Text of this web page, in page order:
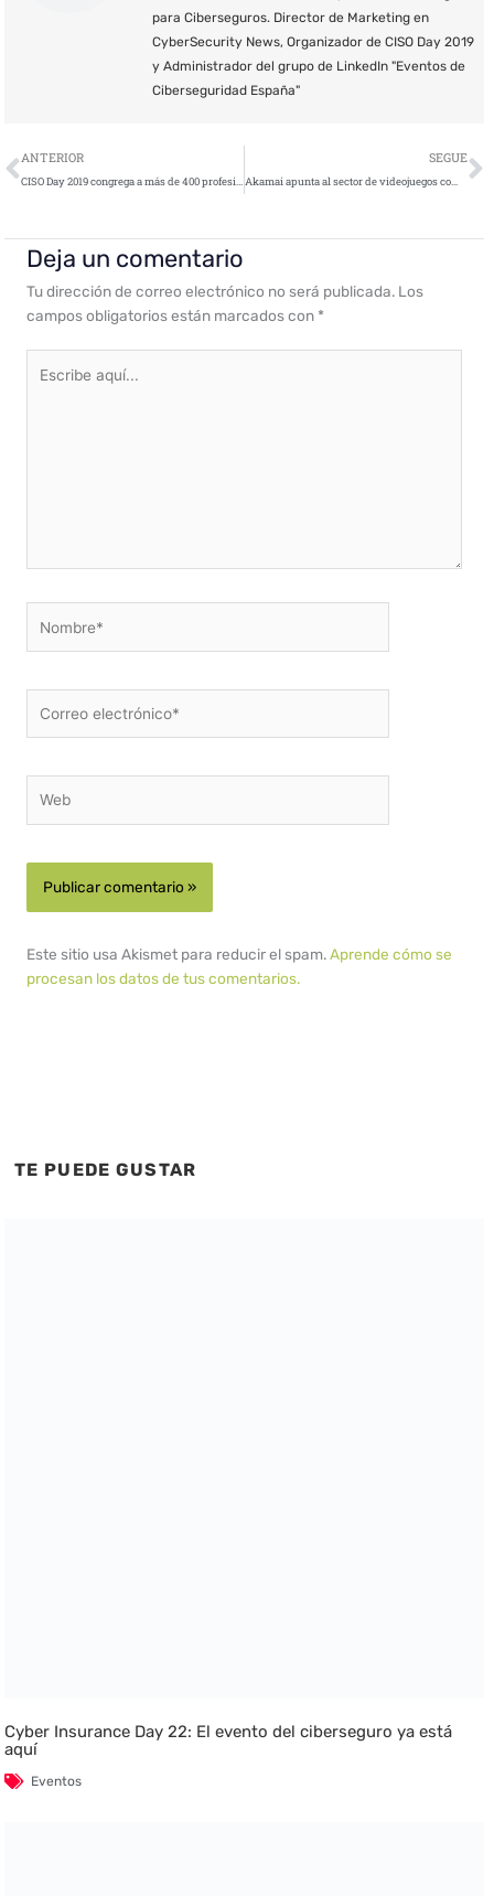
para Ciberseguros. Director de Marketing en
CyberSecurity News, Organizador de CISO Day 2019
y Administrador del grupo de LinkedIn "Eventos de
Ciberseguridad España"
Ant
ANTERIOR
CISO Day 2019 congrega a más de 400 profesionales en su primera edición
SEGUE
Akamai apunta al sector de videojuegos como uno de los más atractivos para el cibercrimen
Deja un comentario
Tu dirección de correo electrónico no será publicada. Los
campos obligatorios están marcados con *
aquí...
electrónico*
Este sitio usa Akismet para reducir el spam.Aprende cómo se
procesan los datos de tus comentarios.
TE PUEDE GUSTAR
Cyber Insurance Day 22: El evento del ciberseguro ya está
aquí
Eventos